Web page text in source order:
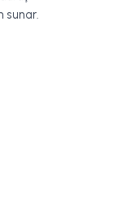
sunar.